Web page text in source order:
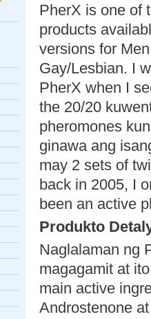
PherX is one of
products
versions for
Gay/Lesbian. I
PherX when I
the 20/20
pheromones
ginawa ang
may 2 sets of
back in 2005, I
been an active
Produkto
Naglalaman ng
magagamit at
main active
Androstenone at